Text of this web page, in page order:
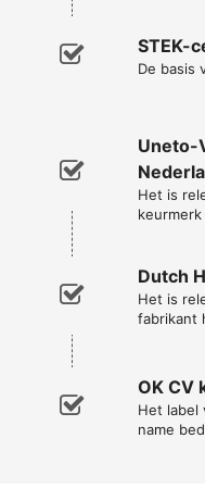
STEK-
De basis
Uneto-
Het is
Dutch
Het is
fabrikant
OK CV
Het label
name